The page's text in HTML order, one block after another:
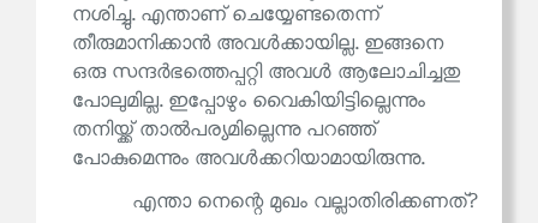
നശിച്ചു. എന്താണ് ചെയ്യേണ്ടതെന്ന്
തീരുമാനിക്കാൻ അവൾക്കായില്ല. ഇങ്ങനെ
ഒരു സന്ദർഭത്തെപ്പറ്റി അവൾ ആലോചിച്ചതു
പോലുമില്ല. ഇപ്പോഴും വൈകിയിട്ടില്ലെന്നും
തനിയ്ക്ക് താൽപര്യമില്ലെന്നു പറഞ്ഞ്
പോകുമെന്നും അവൾക്കറിയാമായിരുന്നു.
എന്താ നെന്റെ മുഖം വല്ലാതിരിക്കണത്?